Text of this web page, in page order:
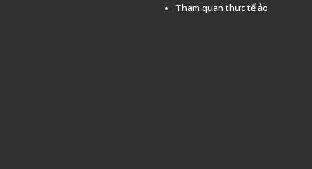
Tham quan thực tế ảo